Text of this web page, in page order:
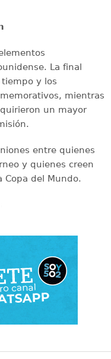
La final
y los
mientras
un mayor
entre quienes
y quienes creen
Copa del Mundo.